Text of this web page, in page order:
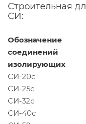
Строительная
СИ:
Обозначение
соединений
изолирующих
СИ-20с
СИ-25с
СИ-32с
СИ-40с